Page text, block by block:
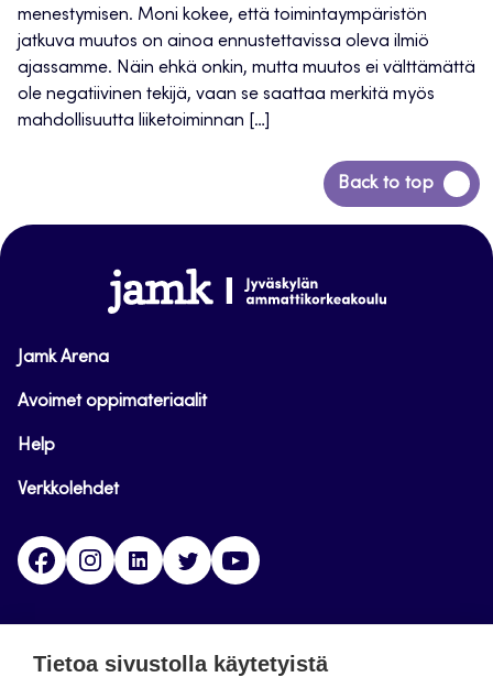
menestymisen. Moni kokee, että toimintaympäristön
jatkuva muutos on ainoa ennustettavissa oleva ilmiö
ajassamme. Näin ehkä onkin, mutta muutos ei välttämättä
ole negatiivinen tekijä, vaan se saattaa merkitä myös
mahdollisuutta liiketoiminnan […]
Back to top
Siirry
takaisin
www.jamk.fi
Jamk Arena
Avoimet oppimateriaalit
Help
Verkkolehdet
FacebookInstagramLinkedinTwitter
Tietoa sivustolla käytetyistä